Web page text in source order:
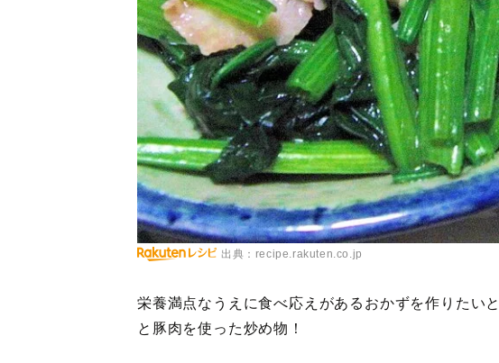
出典：recipe.rakuten.co.jp
栄養満点なうえに食べ応えがあるおかずを作りたい
と豚肉を使った炒め物！